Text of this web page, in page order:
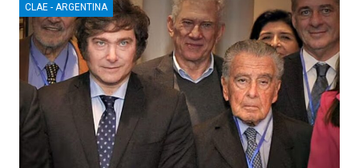
CLAE - ARGENTINA